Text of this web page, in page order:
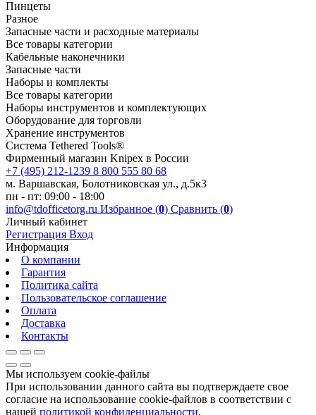
Пинцеты
Разное
Запасные части и расходные материалы
Все товары категории
Кабельные наконечники
Запасные части
Наборы и комплекты
Все товары категории
Наборы инструментов и комплектующих
Оборудование для торговли
Хранение инс­тру­мен­тов
Система Tethered Tools®
Фирменный магазин Knipex в России
+7 (495) 212-1239 8 800 555 80 68
м. Варшавская, Болотниковская ул., д.5к3
пн - пт: 09:00 - 18:00
info@tdofficetorg.ru Избранное (0) Сравнить (0)
Личный кабинет
Регистрация Вход
Информация
О компании
Гарантия
Политика сайта
Пользовательское соглашение
Оплата
Доставка
Контакты
Мы используем cookie-файлы
При использовании данного сайта вы подтверждаете свое
согласие на использование cookie-файлов в соответствии с
нашей политикой конфиденциальности.